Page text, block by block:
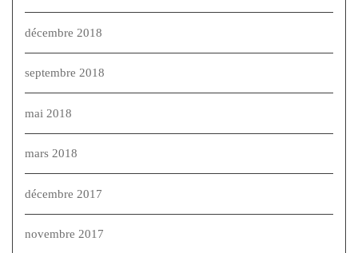
décembre 2018
septembre 2018
mai 2018
mars 2018
décembre 2017
novembre 2017